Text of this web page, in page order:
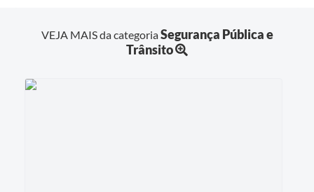
VEJA MAIS da categoriaSegurança Pública e
Trânsito